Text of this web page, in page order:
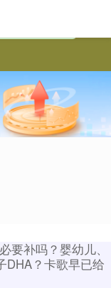
要补吗？婴幼儿、
DHA？卡歌早已给